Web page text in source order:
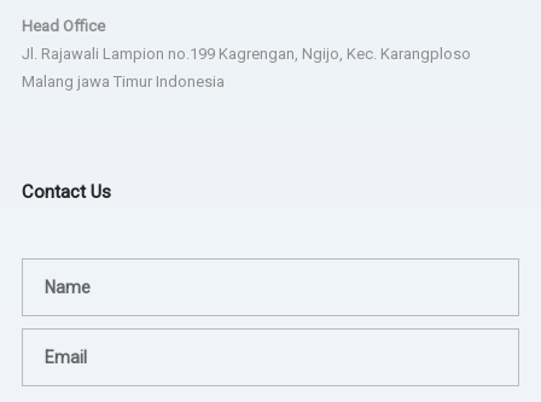
Head Office
Jl. Rajawali Lampion no.199 Kagrengan, Ngijo, Kec. Karangploso
Malang jawa Timur Indonesia
Contact Us